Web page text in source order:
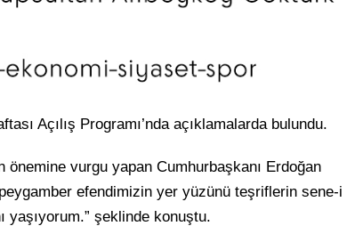
Açılış Programı’nda açıklamalarda bulundu.
önemine vurgu yapan Cumhurbaşkanı Erdoğan
efendimizin yer yüzünü teşriflerin sene-i
yaşıyorum.” şeklinde konuştu.